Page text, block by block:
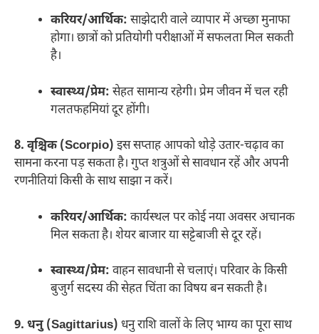
करियर/आर्थिक: साझेदारी वाले व्यापार में अच्छा मुनाफा
होगा। छात्रों को प्रतियोगी परीक्षाओं में सफलता मिल सकती
है।
स्वास्थ्य/प्रेम: सेहत सामान्य रहेगी। प्रेम जीवन में चल रही
गलतफहमियां दूर होंगी।
8. वृश्चिक (Scorpio) इस सप्ताह आपको थोड़े उतार-चढ़ाव का
सामना करना पड़ सकता है। गुप्त शत्रुओं से सावधान रहें और अपनी
रणनीतियां किसी के साथ साझा न करें।
करियर/आर्थिक: कार्यस्थल पर कोई नया अवसर अचानक
मिल सकता है। शेयर बाजार या सट्टेबाजी से दूर रहें।
स्वास्थ्य/प्रेम: वाहन सावधानी से चलाएं। परिवार के किसी
बुजुर्ग सदस्य की सेहत चिंता का विषय बन सकती है।
9. धनु (Sagittarius) धनु राशि वालों के लिए भाग्य का पूरा साथ